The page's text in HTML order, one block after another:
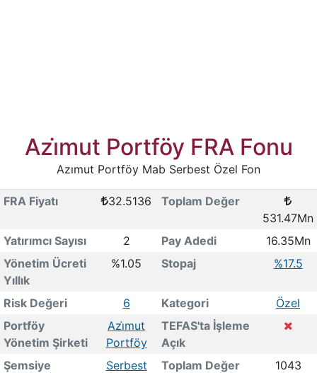
Azi̇mut Portföy FRA Fonu
Azımut Portföy Mab Serbest Özel Fon
FRA Fiyatı 32.5136
Toplam Değer
531.47Mn
Yatırımcı Sayısı
2 Pay Adedi
16.35Mn
Yönetim Ücreti
Yıllık
%1.05 Stopaj %17.5
Risk Değeri 6 Kategori
Özel
Portföy
Yönetim Şirketi
Azi̇mut
Portföy
TEFAS'ta İşleme
Açık
Şemsiye
Serbest
Toplam Değer
1043